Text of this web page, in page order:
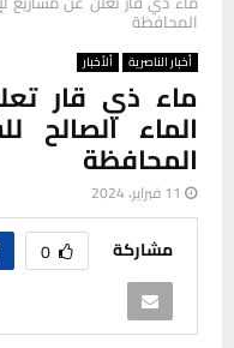
المحافظة
أخبار الناصرية ألأخبار
ماء ذي قار
الماء
المحافظة
11 فبراير، 2024
مشاركة 0